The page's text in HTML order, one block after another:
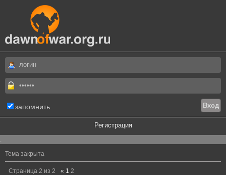
запомнить
Регистрация
.
Тема закрыта
Страница 2 из 2 « 1 2